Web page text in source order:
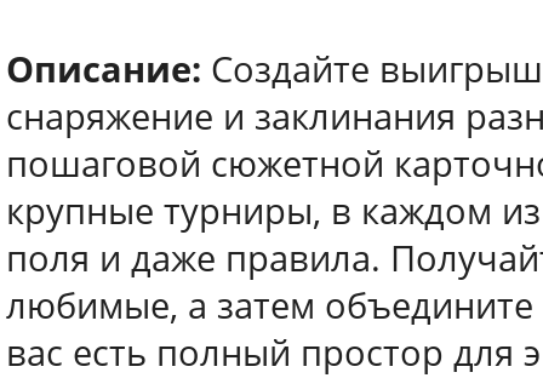
Описание: Создайте
снаряжение и заклинания
пошаговой сюжетной
крупные турниры, в каждом
поля и даже правила.
любимые, а затем
вас есть полный простор для